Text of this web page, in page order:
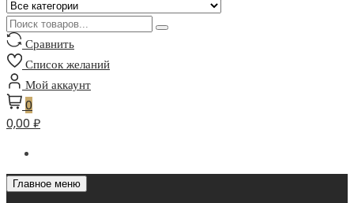
Сравнить
Список желаний
Мой аккаунт
0
0,00 ₽
Главное меню